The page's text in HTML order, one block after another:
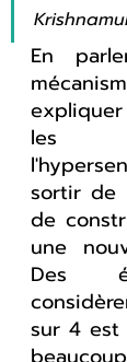
En
les
sortir de
de
une
Des
sur 4 est